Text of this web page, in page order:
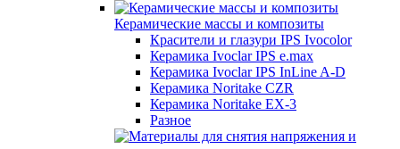
Керамические массы и композиты
Красители и глазури IPS Ivocolor
Керамика Ivoclar IPS e.max
Керамика Ivoclar IPS InLine A-D
Керамика Noritake CZR
Керамика Noritake EX-3
Разное